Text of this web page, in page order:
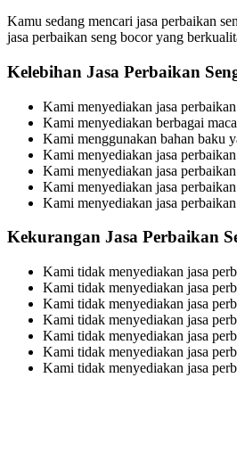
Kamu sedang mencari jasa perbaikan
jasa perbaikan seng bocor yang
Kelebihan Jasa Perbaikan
Kami menyediakan jasa
Kami menyediakan berbagai
Kami menggunakan bahan baku
Kami menyediakan jasa
Kami menyediakan jasa
Kami menyediakan jasa
Kami menyediakan jasa
Kekurangan Jasa Perbaikan
Kami tidak menyediakan jasa
Kami tidak menyediakan jasa
Kami tidak menyediakan jasa
Kami tidak menyediakan jasa
Kami tidak menyediakan jasa
Kami tidak menyediakan jasa
Kami tidak menyediakan jasa